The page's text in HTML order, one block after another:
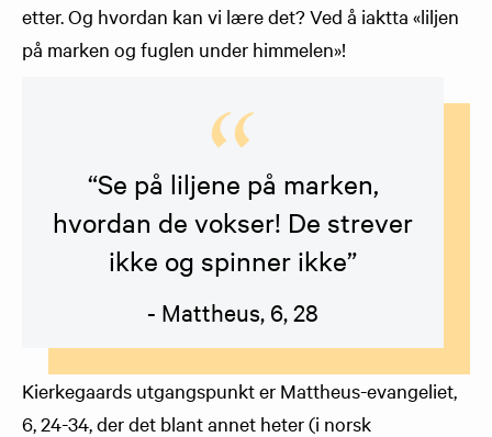
etter. Og hvordan kan vi lære det? Ved å iaktta «liljen
på marken og fuglen under himmelen»!
“Se på liljene på marken,
hvordan de vokser! De strever
ikke og spinner ikke”
- Mattheus, 6, 28
Kierkegaards utgangspunkt er Mattheus-evangeliet,
6, 24-34, der det blant annet heter (i norsk